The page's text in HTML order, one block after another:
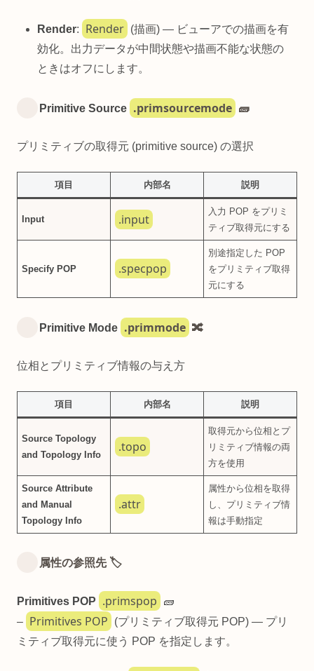
Render: Render (描画) — ビューアでの描画を有
効化。出力データが中間状態や描画不能な状態の
ときはオフにします。
Primitive Source .primsourcemode 🧱
プリミティブの取得元 (primitive source) の選択
項目 内部名 説明
Input .input
入力 POP をプリミ
ティブ取得元にする
Specify POP .specpop
別途指定した POP
をプリミティブ取得
元にする
Primitive Mode .primmode 🔀
位相とプリミティブ情報の与え方
項目 内部名 説明
Source Topology
and Topology Info
.topo
取得元から位相とプ
リミティブ情報の両
方を使用
Source Attribute
and Manual
Topology Info
.attr
属性から位相を取得
し、プリミティブ情
報は手動指定
属性の参照先 🏷️
Primitives POP .primspop
🧱
– Primitives POP
(プリミティブ取得元 POP) — プリ
ミティブ取得元に使う POP を指定します。